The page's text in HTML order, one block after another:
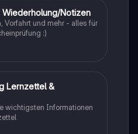
Notizen
Vorfahrt und mehr - alles für
:)
Lernzettel &
wichtigsten Informationen